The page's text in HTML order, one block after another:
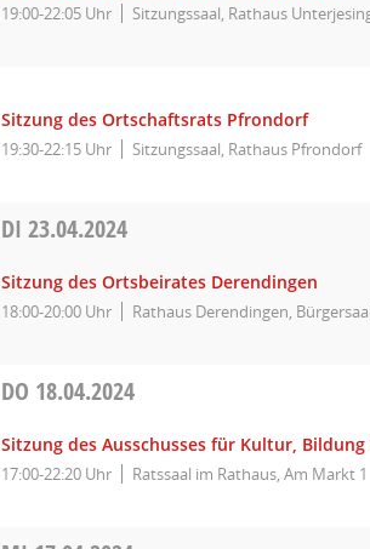
19:00-22:05 Uhr Sitzungssaal, Rathaus
Sitzung des Ortschaftsrats Pfrondorf
19:30-22:15 Uhr Sitzungssaal, Rathaus Pfrondorf
DI23.04.2024
Sitzung des Ortsbeirates Derendingen
18:00-20:00 Uhr Rathaus Derendingen, Bürgersaal
DO 18.04.2024
Sitzung des Ausschusses für Kultur, Bildung
17:00-22:20 Uhr Ratssaal im Rathaus, Am Markt 1